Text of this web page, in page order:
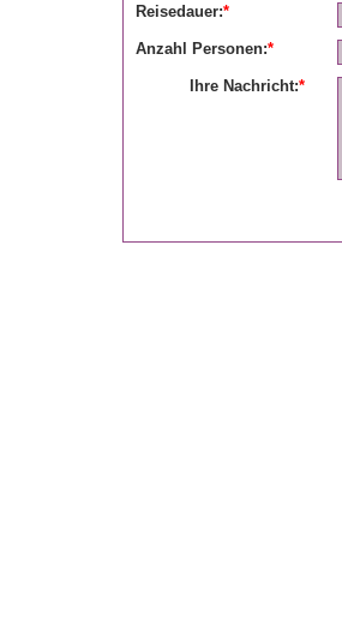
Reisedauer:*
Anzahl Personen:*
Ihre Nachricht:*